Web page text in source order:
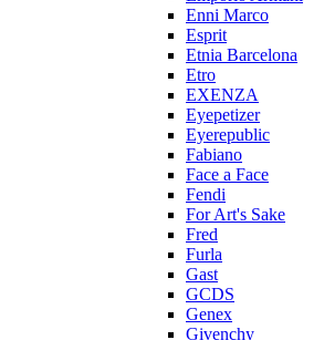
Enni Marco
Esprit
Etnia Barcelona
Etro
EXENZA
Eyepetizer
Eyerepublic
Fabiano
Face a Face
Fendi
For Art's Sake
Fred
Furla
Gast
GCDS
Genex
Givenchy